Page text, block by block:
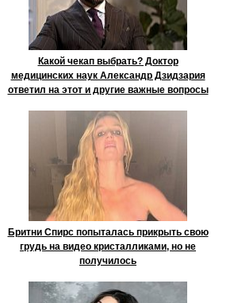
Какой чекап выбрать? Доктор
медицинских наук Александр Дзидзария
ответил на этот и другие важные вопросы
Бритни Спирс попыталась прикрыть свою
грудь на видео кристалликами, но не
получилось